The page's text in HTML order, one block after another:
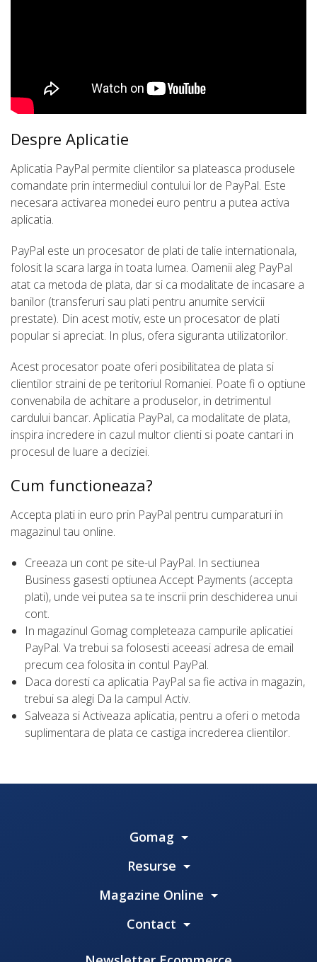
Despre Aplicatie
Aplicatia PayPal permite clientilor sa plateasca produsele
comandate prin intermediul contului lor de PayPal. Este
necesara activarea monedei euro pentru a putea activa
aplicatia.
PayPal este un procesator de plati de talie internationala,
folosit la scara larga in toata lumea. Oamenii aleg PayPal
atat ca metoda de plata, dar si ca modalitate de incasare a
banilor (transferuri sau plati pentru anumite servicii
prestate). Din acest motiv, este un procesator de plati
popular si apreciat. In plus, ofera siguranta utilizatorilor.
Acest procesator poate oferi posibilitatea de plata si
clientilor straini de pe teritoriul Romaniei. Poate fi o optiune
convenabila de achitare a produselor, in detrimentul
cardului bancar. Aplicatia PayPal, ca modalitate de plata,
inspira incredere in cazul multor clienti si poate cantari in
procesul de luare a deciziei.
Cum functioneaza?
Accepta plati in euro prin PayPal pentru cumparaturi in
magazinul tau online.
Creeaza un cont pe site-ul PayPal. In sectiunea
Business gasesti optiunea Accept Payments (accepta
plati), unde vei putea sa te inscrii prin deschiderea unui
cont.
In magazinul Gomag completeaza campurile aplicatiei
PayPal. Va trebui sa folosesti aceeasi adresa de email
precum cea folosita in contul PayPal.
Daca doresti ca aplicatia PayPal sa fie activa in magazin,
trebui sa alegi Da la campul Activ.
Salveaza si Activeaza aplicatia, pentru a oferi o metoda
suplimentara de plata ce castiga increderea clientilor.
Gomag
Resurse
Magazine Online
Contact